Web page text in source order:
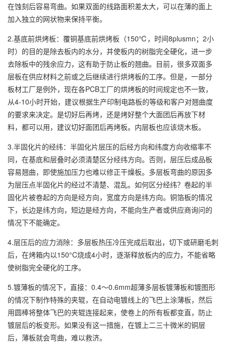
在蚀刻后容易弯曲。如果双面的线路面积差太大，可以在薄的面上
加入独立的网状物来保持平衡。
2.基底前烘烤板：覆铜基底前烘烤板（150℃，时间8plusmn；2小
时）的目的是除去板内的水分，并使板内的树脂完全硬化，进一步
去除板中的残余应力，这有助于防止板的翘曲。目前，很多双面多
层板在供应材料之前或之后继续进行烘烤板的工序。但是，一部分
板材工厂是例外，现在各PCB工厂的烘烤板的时间规定也不一致，
从4-10小时开始，建议根据生产印制电路板的等级和客户对翘曲度
的要求来决定。是切好后再烤，还是烤好整个大面团后再放下材
料，都可以用，建议切好面团后再烤板。内层板也应该烧木板。
3.半固化片的经纬：半固化片层压的后经方向和纬度方向收缩率不
同，在基底和层叠时必须清楚区分经纬方向。否则，层压后成品板
容易翘曲，即使施加压力也难以修正干燥板。多层板弯曲的原因多
为层压点半固化片的经过不清楚、混乱。如何区分经纬？卷起的半
固化片被卷起的方向是经方向，宽度方向是纬方向。铜箔板的情况
下，长边是纬方向，短边是经方向，不能向生产者或供应商询问的
情况下不能确定。
4.层压后的应力消除：多层板热压冷压完成后取出，切下或研磨毛刺
后，在烤箱内以150°C烧成4小时，逐渐释放板内的应力，不能省略
使树脂完全硬化的工序。
5.镀薄板的情况下，直接：0.4～0.6mm超薄多层板镀薄板和镀图形
的情况下制作特殊的夹辊，在自动电镀线上的飞巴上涂薄板，然后
用圆棒将整体飞巴的夹辊连接起来，使卷上的所有板都变直，防止
镀层后的板变形。如果没有这一措施，在镀上二三十微米的铜层
后，薄板就会弯曲，难以救济。